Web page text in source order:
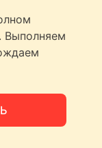
Выполняем